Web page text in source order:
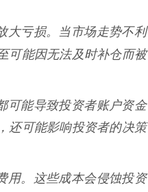
大亏损。当市场走势不利
可能因无法及时补仓而被
可能导致投资者账户资金
还可能影响投资者的决策
用。这些成本会侵蚀投资